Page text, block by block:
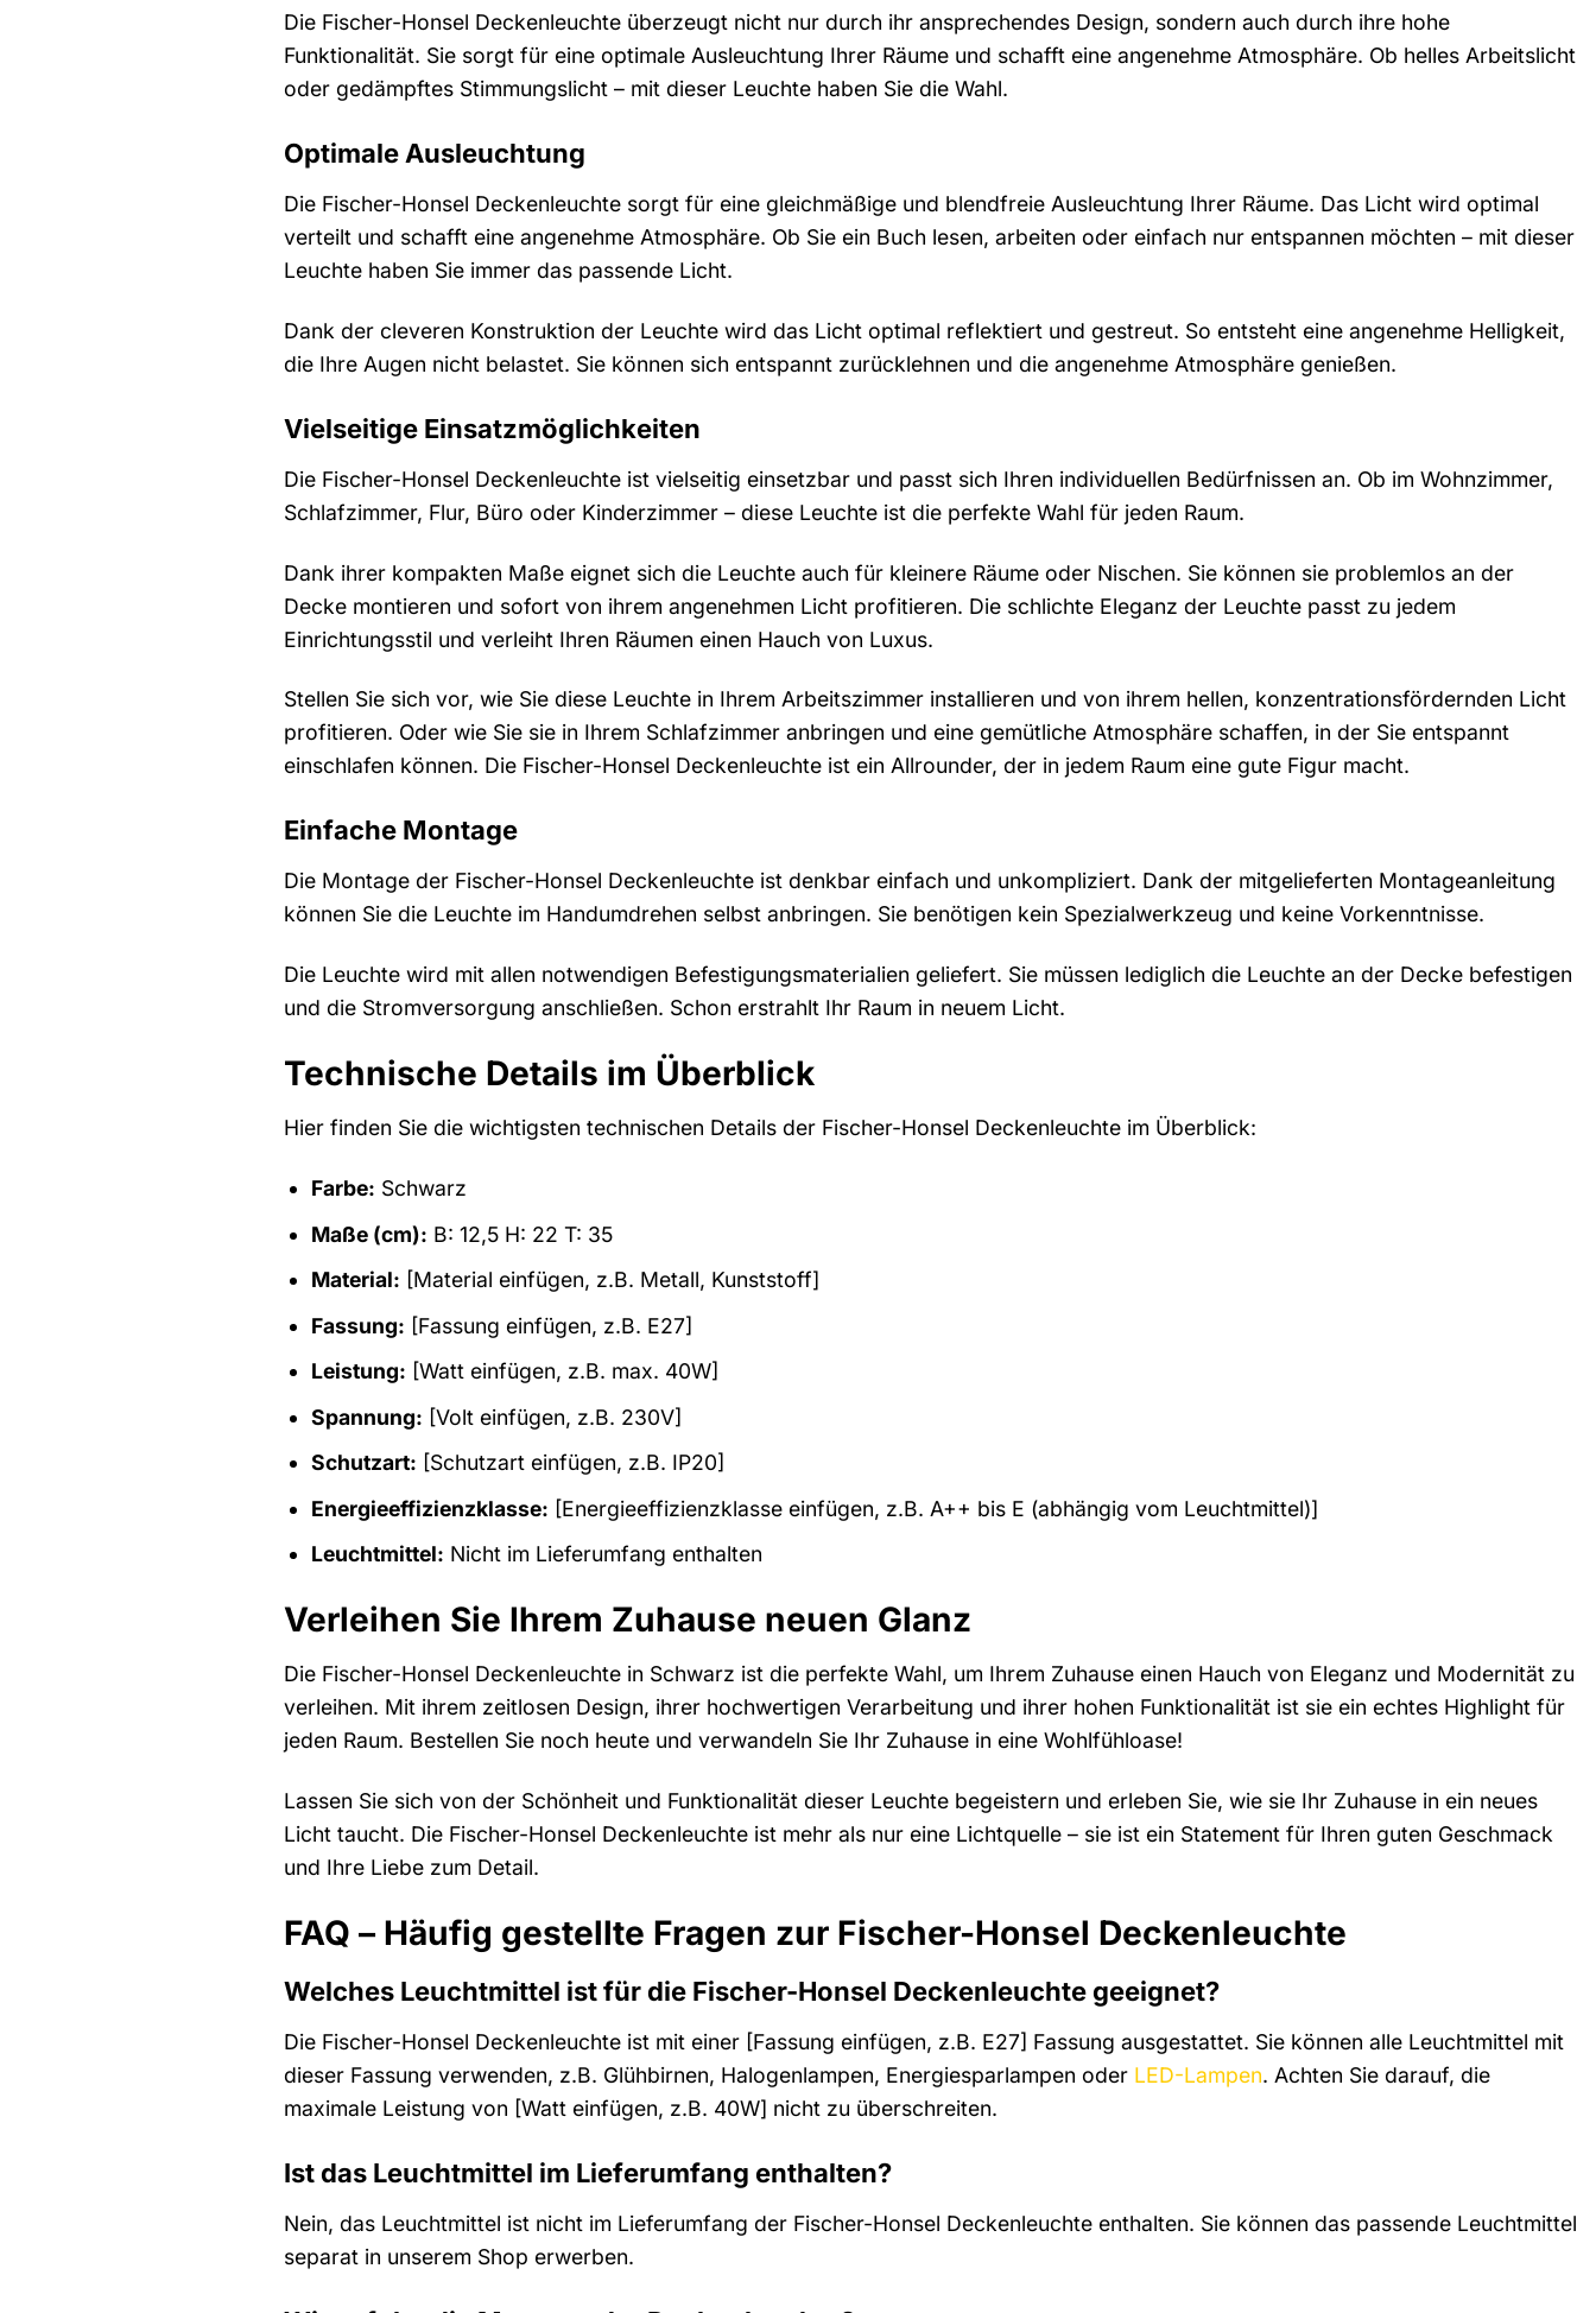
Die Fischer-Honsel Deckenleuchte überzeugt nicht nur durch ihr ansprechendes Design, sondern auch durch ihre hohe
Funktionalität. Sie sorgt für eine optimale Ausleuchtung Ihrer Räume und schafft eine angenehme Atmosphäre. Ob helles Arbeitslicht
oder gedämpftes Stimmungslicht – mit dieser Leuchte haben Sie die Wahl.
Optimale Ausleuchtung
Die Fischer-Honsel Deckenleuchte sorgt für eine gleichmäßige und blendfreie Ausleuchtung Ihrer Räume. Das Licht wird optimal
verteilt und schafft eine angenehme Atmosphäre. Ob Sie ein Buch lesen, arbeiten oder einfach nur entspannen möchten – mit dieser
Leuchte haben Sie immer das passende Licht.
Dank der cleveren Konstruktion der Leuchte wird das Licht optimal reflektiert und gestreut. So entsteht eine angenehme Helligkeit,
die Ihre Augen nicht belastet. Sie können sich entspannt zurücklehnen und die angenehme Atmosphäre genießen.
Vielseitige Einsatzmöglichkeiten
Die Fischer-Honsel Deckenleuchte ist vielseitig einsetzbar und passt sich Ihren individuellen Bedürfnissen an. Ob im Wohnzimmer,
Schlafzimmer, Flur, Büro oder Kinderzimmer – diese Leuchte ist die perfekte Wahl für jeden Raum.
Dank ihrer kompakten Maße eignet sich die Leuchte auch für kleinere Räume oder Nischen. Sie können sie problemlos an der
Decke montieren und sofort von ihrem angenehmen Licht profitieren. Die schlichte Eleganz der Leuchte passt zu jedem
Einrichtungsstil und verleiht Ihren Räumen einen Hauch von Luxus.
Stellen Sie sich vor, wie Sie diese Leuchte in Ihrem Arbeitszimmer installieren und von ihrem hellen, konzentrationsfördernden Licht
profitieren. Oder wie Sie sie in Ihrem Schlafzimmer anbringen und eine gemütliche Atmosphäre schaffen, in der Sie entspannt
einschlafen können. Die Fischer-Honsel Deckenleuchte ist ein Allrounder, der in jedem Raum eine gute Figur macht.
Einfache Montage
Die Montage der Fischer-Honsel Deckenleuchte ist denkbar einfach und unkompliziert. Dank der mitgelieferten Montageanleitung
können Sie die Leuchte im Handumdrehen selbst anbringen. Sie benötigen kein Spezialwerkzeug und keine Vorkenntnisse.
Die Leuchte wird mit allen notwendigen Befestigungsmaterialien geliefert. Sie müssen lediglich die Leuchte an der Decke befestigen
und die Stromversorgung anschließen. Schon erstrahlt Ihr Raum in neuem Licht.
Technische Details im Überblick
Hier finden Sie die wichtigsten technischen Details der Fischer-Honsel Deckenleuchte im Überblick:
Farbe: Schwarz
Maße (cm): B: 12,5 H: 22 T: 35
Material: [Material einfügen, z.B. Metall, Kunststoff]
Fassung: [Fassung einfügen, z.B. E27]
Leistung: [Watt einfügen, z.B. max. 40W]
Spannung: [Volt einfügen, z.B. 230V]
Schutzart: [Schutzart einfügen, z.B. IP20]
Energieeffizienzklasse: [Energieeffizienzklasse einfügen, z.B. A++ bis E (abhängig vom Leuchtmittel)]
Leuchtmittel: Nicht im Lieferumfang enthalten
Verleihen Sie Ihrem Zuhause neuen Glanz
Die Fischer-Honsel Deckenleuchte in Schwarz ist die perfekte Wahl, um Ihrem Zuhause einen Hauch von Eleganz und Modernität zu
verleihen. Mit ihrem zeitlosen Design, ihrer hochwertigen Verarbeitung und ihrer hohen Funktionalität ist sie ein echtes Highlight für
jeden Raum. Bestellen Sie noch heute und verwandeln Sie Ihr Zuhause in eine Wohlfühloase!
Lassen Sie sich von der Schönheit und Funktionalität dieser Leuchte begeistern und erleben Sie, wie sie Ihr Zuhause in ein neues
Licht taucht. Die Fischer-Honsel Deckenleuchte ist mehr als nur eine Lichtquelle – sie ist ein Statement für Ihren guten Geschmack
und Ihre Liebe zum Detail.
FAQ – Häufig gestellte Fragen zur Fischer-Honsel Deckenleuchte
Welches Leuchtmittel ist für die Fischer-Honsel Deckenleuchte geeignet?
Die Fischer-Honsel Deckenleuchte ist mit einer [Fassung einfügen, z.B. E27] Fassung ausgestattet. Sie können alle Leuchtmittel mit
dieser Fassung verwenden, z.B. Glühbirnen, Halogenlampen, Energiesparlampen oder LED-Lampen. Achten Sie darauf, die
maximale Leistung von [Watt einfügen, z.B. 40W] nicht zu überschreiten.
Ist das Leuchtmittel im Lieferumfang enthalten?
Nein, das Leuchtmittel ist nicht im Lieferumfang der Fischer-Honsel Deckenleuchte enthalten. Sie können das passende Leuchtmittel
separat in unserem Shop erwerben.